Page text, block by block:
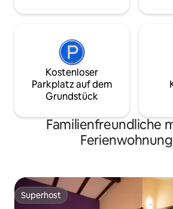
Kostenloser
Parkplatz auf dem
Grundstück
Familienfreundliche
Superhost
Superhost